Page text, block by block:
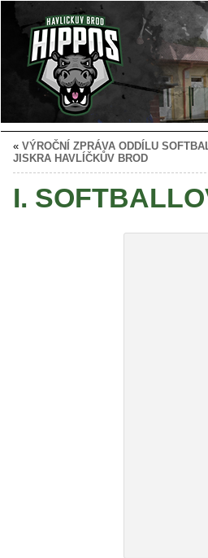
« VÝROČNÍ ZPRÁVA ODDÍLU
JISKRA HAVLÍČKŮV BROD
I.